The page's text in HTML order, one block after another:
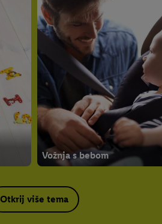
Vožnja s bebom
Otkrij više tema